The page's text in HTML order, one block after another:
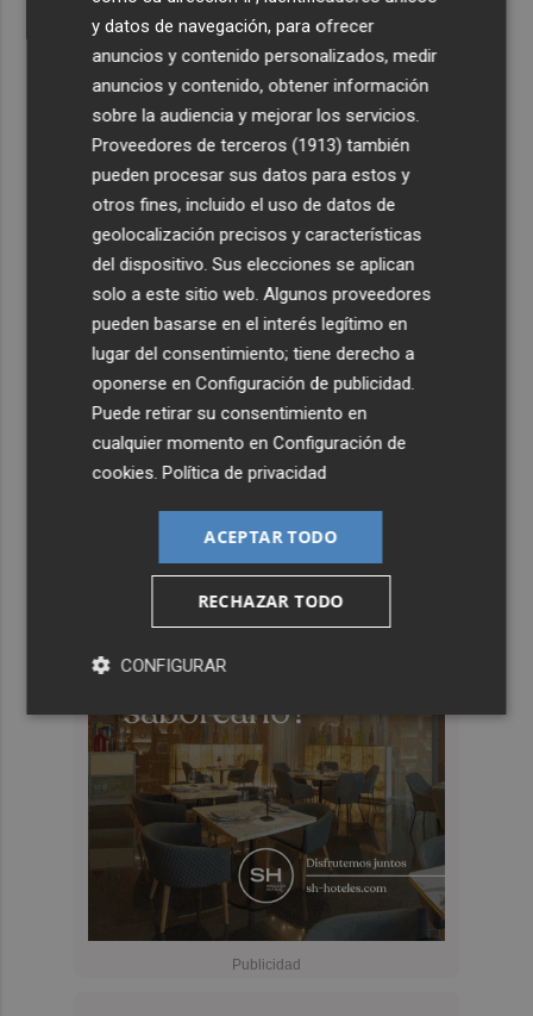
y datos de navegación, para ofrecer
anuncios y contenido personalizados, medir
anuncios y contenido, obtener información
sobre la audiencia y mejorar los servicios.
Proveedores de terceros (1913) también
pueden procesar sus datos para estos y
otros fines, incluido el uso de datos de
geolocalización precisos y características
del dispositivo. Sus elecciones se aplican
solo a este sitio web. Algunos proveedores
pueden basarse en el interés legítimo en
lugar del consentimiento; tiene derecho a
oponerse enConfiguración de publicidad.
Puede retirar su consentimiento en
cualquier momento enConfiguración de
cookies.Política de privacidad
ACEPTAR TODO
RECHAZAR TODO
CONFIGURAR